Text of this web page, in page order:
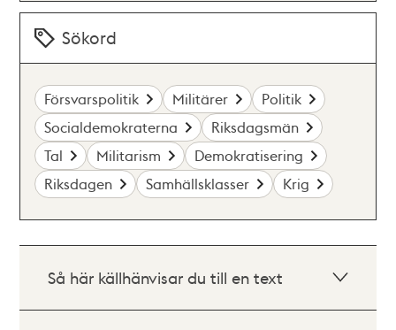
Sökord
Försvarspolitik Militärer
Politik
Socialdemokraterna
Riksdagsmän
Tal
Militarism
Demokratisering
Riksdagen
Samhällsklasser Krig
Så här källhänvisar du till en text